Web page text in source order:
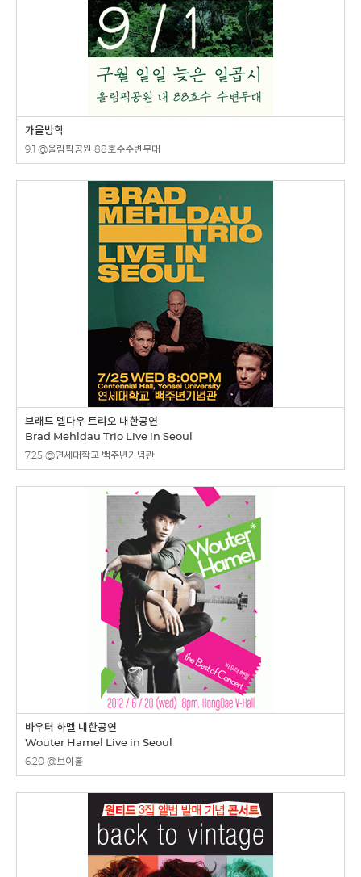
가을방학
9.1 @올림픽공원 88호수수변무대
브래드 멜다우 트리오 내한공연
Brad Mehldau Trio Live in Seoul
7.25 @연세대학교 백주년기념관
바우터 하멜 내한공연
Wouter Hamel Live in Seoul
6.20 @브이홀